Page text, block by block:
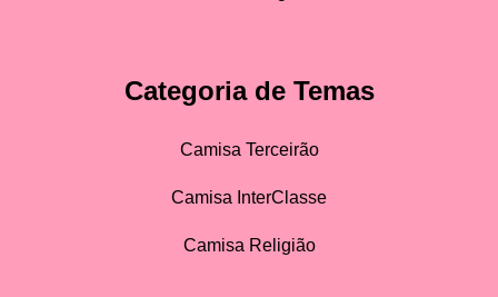
Categoria de Temas
Camisa Terceirão
Camisa InterClasse
Camisa Religião